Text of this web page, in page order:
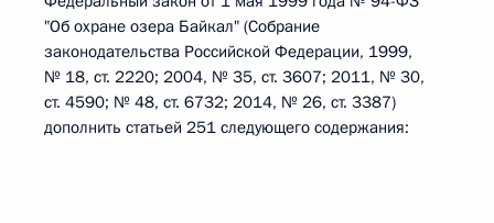
"Об охране озера Байкал" (Собрание
законодательства Российской Федерации, 1999,
№ 18, ст. 2220; 2004, № 35, ст. 3607; 2011, № 30,
ст. 4590; № 48, ст. 6732; 2014, № 26, ст. 3387)
дополнить статьей 251 следующего содержания: